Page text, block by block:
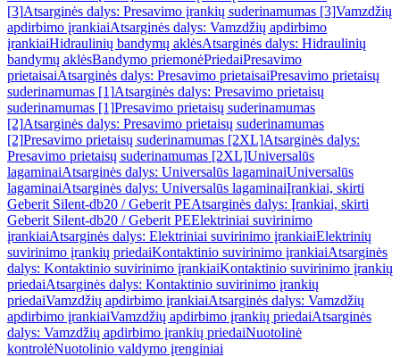
[3]Atsarginės dalys: Presavimo įrankių suderinamumas [3]Vamzdžių
apdirbimo įrankiaiAtsarginės dalys: Vamzdžių apdirbimo
įrankiaiHidraulinių bandymų aklėsAtsarginės dalys: Hidraulinių
bandymų aklėsBandymo priemonėPriedaiPresavimo
prietaisaiAtsarginės dalys: Presavimo prietaisaiPresavimo prietaisų
suderinamumas [1]Atsarginės dalys: Presavimo prietaisų
suderinamumas [1]Presavimo prietaisų suderinamumas
[2]Atsarginės dalys: Presavimo prietaisų suderinamumas
[2]Presavimo prietaisų suderinamumas [2XL]Atsarginės dalys:
Presavimo prietaisų suderinamumas [2XL]Universalūs
lagaminaiAtsarginės dalys: Universalūs lagaminaiUniversalūs
lagaminaiAtsarginės dalys: Universalūs lagaminaiĮrankiai, skirti
Geberit Silent-db20 / Geberit PEAtsarginės dalys: Įrankiai, skirti
Geberit Silent-db20 / Geberit PEElektriniai suvirinimo
įrankiaiAtsarginės dalys: Elektriniai suvirinimo įrankiaiElektrinių
suvirinimo įrankių priedaiKontaktinio suvirinimo įrankiaiAtsarginės
dalys: Kontaktinio suvirinimo įrankiaiKontaktinio suvirinimo įrankių
priedaiAtsarginės dalys: Kontaktinio suvirinimo įrankių
priedaiVamzdžių apdirbimo įrankiaiAtsarginės dalys: Vamzdžių
apdirbimo įrankiaiVamzdžių apdirbimo įrankių priedaiAtsarginės
dalys: Vamzdžių apdirbimo įrankių priedaiNuotolinė
kontrolėNuotolinio valdymo įrenginiai